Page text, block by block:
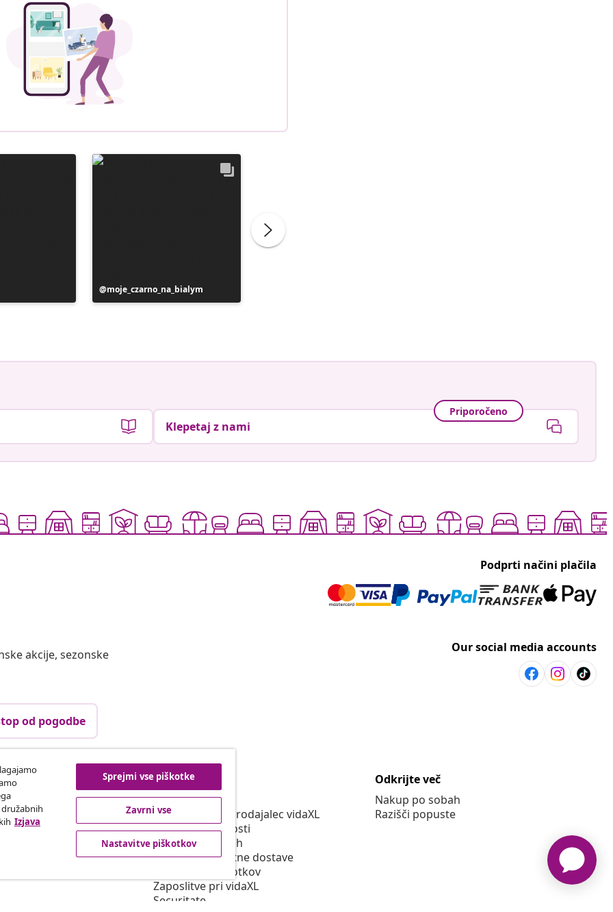
Objavo
je
moje_czarno_na_bialym
Priporočeno
Klepetaj z nami
Podprti načini plačila
akcije, sezonske
Our social media accounts
od pogodbe
vidaXL
področju trženja
vidaXL
O vidaXL
Splošni pogoji Prodajalec vidaXL
Politika zasebnosti
Izjava o piškotkih
Pogoji prednostne dostave
Nastavitve piškotkov
Zaposlitve pri vidaXL
Securitate
Odkrijte več
Nakup po sobah
Razišči popuste
Izjava
Sprejmi vse piškotke
Zavrni vse
Nastavitve piškotkov